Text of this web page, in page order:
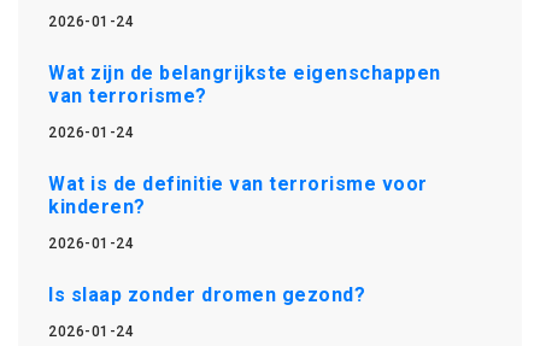
2026-01-24
Wat zijn de belangrijkste eigenschappen
van terrorisme?
2026-01-24
Wat is de definitie van terrorisme voor
kinderen?
2026-01-24
Is slaap zonder dromen gezond?
2026-01-24